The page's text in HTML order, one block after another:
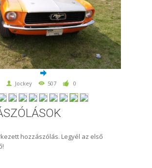
Jockey 507 0
hozzászólás. Legyél az első